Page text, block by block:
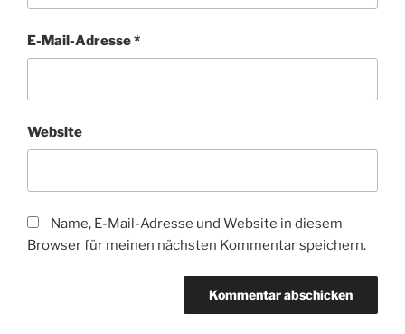
E-Mail-Adresse*
Website
Name, E-Mail-Adresse und Website in diesem
Browser für meinen nächsten Kommentar speichern.